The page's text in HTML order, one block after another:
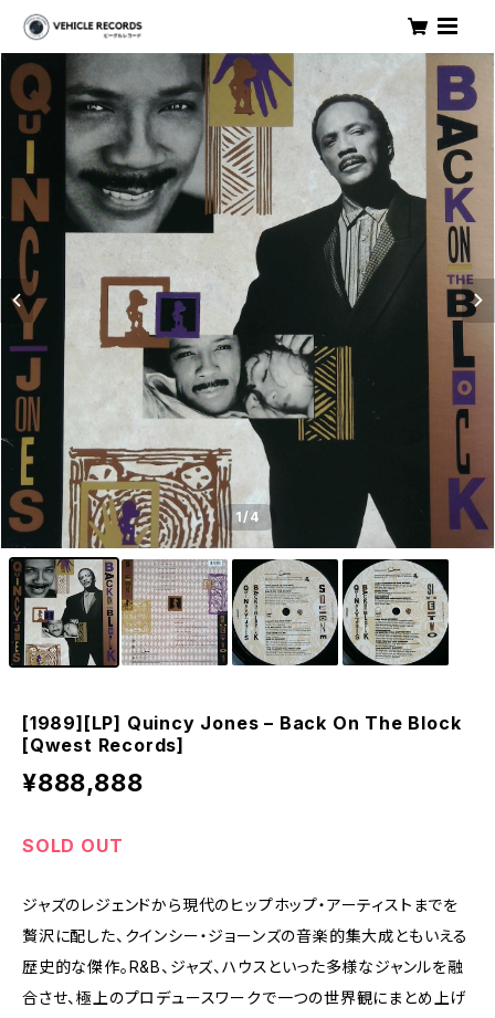
1/4
[1989][LP] Quincy Jones – Back On The Block
[Qwest Records]
¥888,888
SOLD OUT
ジャズのレジェンドから現代のヒップホップ・アーティストまでを
贅沢に配した、クインシー・ジョーンズの音楽的集大成ともいえる
歴史的な傑作。R&B、ジャズ、ハウスといった多様なジャンルを融
合させ、極上のプロデュースワークで一つの世界観にまとめ上げ